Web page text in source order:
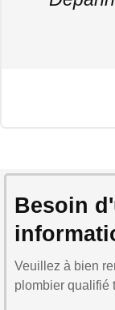
Besoin
Veuillez à bien
plombier qualifié